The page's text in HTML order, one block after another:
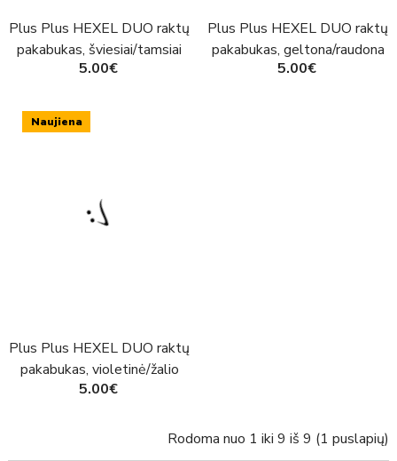
Plus Plus HEXEL DUO raktų
pakabukas, šviesiai/tamsiai
mėlyna
5.00€
Plus Plus HEXEL DUO raktų
pakabukas, geltona/raudona
5.00€
Naujiena
Plus Plus HEXEL DUO raktų
pakabukas, violetinė/žalio
obuolio
5.00€
Rodoma nuo 1 iki 9 iš 9 (1 puslapių)